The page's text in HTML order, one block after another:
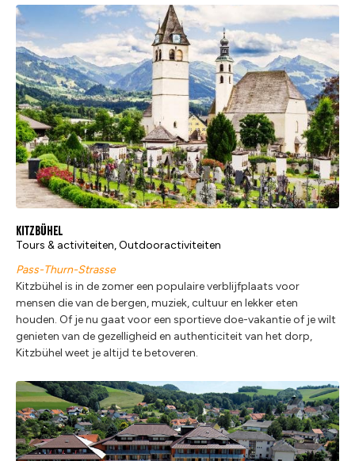
Kitzbühel
Tours & activiteiten, Outdooractiviteiten
Pass-Thurn-Strasse
Kitzbühel is in de zomer een populaire verblijfplaats voor
mensen die van de bergen, muziek, cultuur en lekker eten
houden. Of je nu gaat voor een sportieve doe-vakantie of je wilt
genieten van de gezelligheid en authenticiteit van het dorp,
Kitzbühel weet je altijd te betoveren.